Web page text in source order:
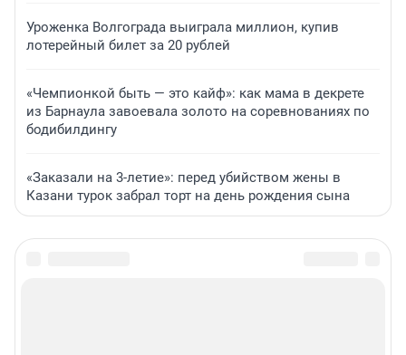
Уроженка Волгограда выиграла миллион, купив
лотерейный билет за 20 рублей
«Чемпионкой быть — это кайф»: как мама в декрете
из Барнаула завоевала золото на соревнованиях по
бодибилдингу
«Заказали на 3-летие»: перед убийством жены в
Казани турок забрал торт на день рождения сына